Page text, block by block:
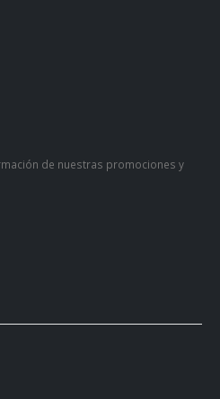
de nuestras promociones y